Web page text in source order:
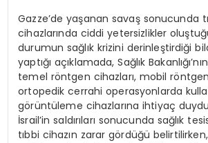
Gazze’de yaşanan savaş sonucunda
cihazlarında ciddi yetersizlikler
durumun sağlık krizini derinleştirdiği
yaptığı açıklamada, Sağlık
temel röntgen cihazları, mobil
ortopedik cerrahi operasyonlarda
görüntüleme cihazlarına ihtiyaç
İsrail’in saldırıları sonucunda sağlık
tıbbi cihazın zarar gördüğü